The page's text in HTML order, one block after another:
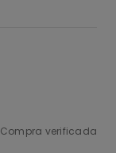
Compra verificada